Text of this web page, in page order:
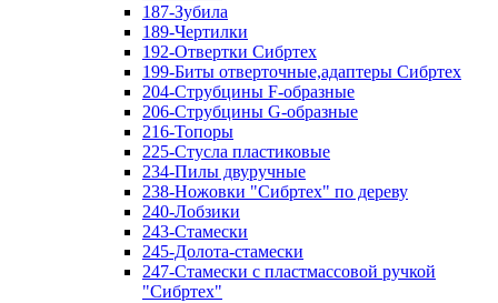
187-Зубила
189-Чертилки
192-Отвертки Сибртех
199-Биты отверточные,адаптеры Сибртех
204-Струбцины F-образные
206-Струбцины G-образные
216-Топоры
225-Стусла пластиковые
234-Пилы двуручные
238-Ножовки "Сибртех" по дереву
240-Лобзики
243-Стамески
245-Долота-стамески
247-Стамески с пластмассовой ручкой
"Сибртех"